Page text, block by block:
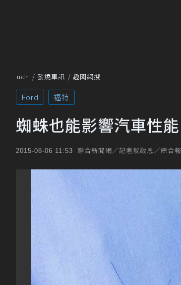
udn 發燒車訊 趣聞網搜
Ford 福特
蜘蛛也能影響汽車性
2015-08-06 11:53 聯合新聞網／記者敖啟恩／綜合